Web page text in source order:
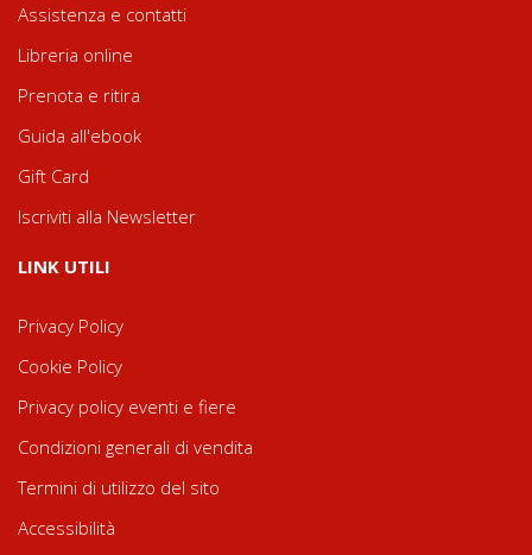
Assistenza e contatti
Libreria online
Prenota e ritira
Guida all'ebook
Gift Card
Iscriviti alla Newsletter
LINK UTILI
Privacy Policy
Cookie Policy
Privacy policy eventi e fiere
Condizioni generali di vendita
Termini di utilizzo del sito
Accessibilità